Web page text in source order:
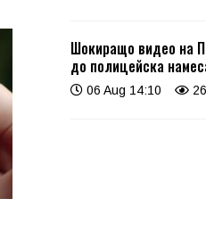
Шокиращо видео на
до полицейска
06 Aug 14:10